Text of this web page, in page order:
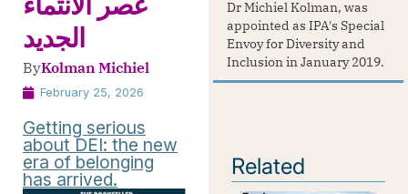
الجديد
ByKolman Michiel
February 25, 2026
Getting serious
about DEI: the new
era of belonging
has arrived.
Dr Michiel Kolman, was
appointed as IPA's Special
Envoy for Diversity and
Inclusion in January 2019.
Related